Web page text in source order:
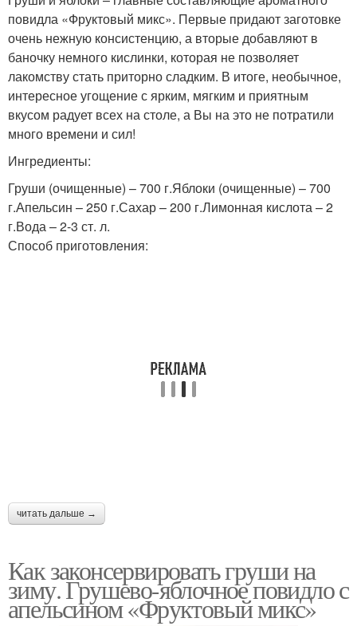
повидла «Фруктовый микс». Первые придают заготовке
очень нежную консистенцию, а вторые добавляют в
баночку немного кислинки, которая не позволяет
лакомству стать приторно сладким. В итоге, необычное,
интересное угощение с ярким, мягким и приятным
вкусом радует всех на столе, а Вы на это не потратили
много времени и сил!
Ингредиенты:
Груши (очищенные) – 700 г.Яблоки (очищенные) – 700
г.Апельсин – 250 г.Сахар – 200 г.Лимонная кислота – 2
г.Вода – 2-3 ст. л.
Способ приготовления:
читать дальше →
Как законсервировать груши на
зиму. Грушево-яблочное повидло с
апельсином «Фруктовый микс»